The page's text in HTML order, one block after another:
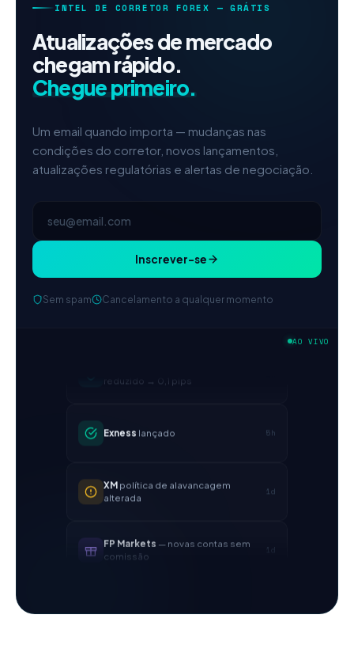
INTEL DE CORRETOR FOREX — GRÁTIS
Atualizações de mercado
chegam rápido.
Chegue primeiro.
Um email quando importa — mudanças nas
condições do corretor, novos lançamentos,
atualizações regulatórias e alertas de negociação.
Inscrever-se
Sem spam Cancelamento a qualquer momento
AO VIVO